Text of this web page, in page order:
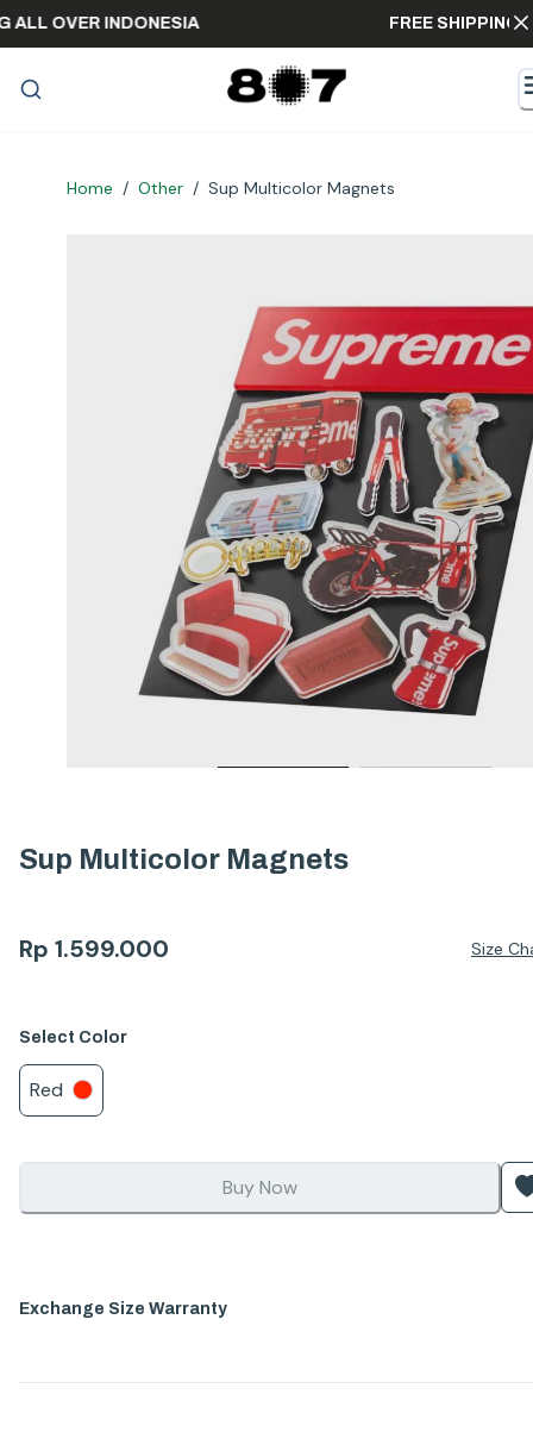
ALL OVER INDONESIA FREE
Home / Other / Sup Multicolor Magnets
Sup Multicolor Magnets
Rp 1.599.000 Size
Select Color
Red
Buy Now
Exchange Size Warranty